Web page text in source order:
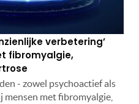
verbetering’
fibromyalgie,
- zowel psychoactief als
met fibromyalgie,